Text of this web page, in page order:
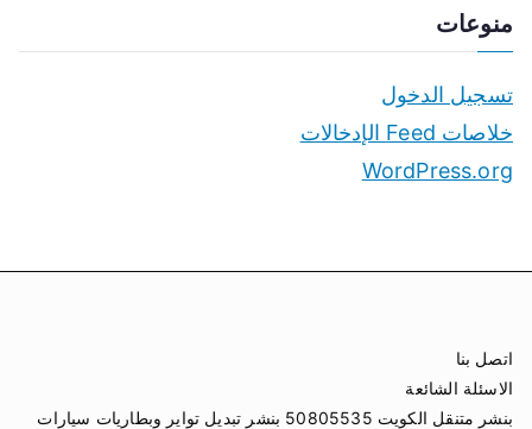
منوعات
تسجيل الدخول
خلاصات Feed الإدخالات
WordPress.org
اتصل بنا
الاسئلة الشائعة
بنشر متنقل الكويت 50805535 بنشر تبديل تواير وبطاريات سيارات